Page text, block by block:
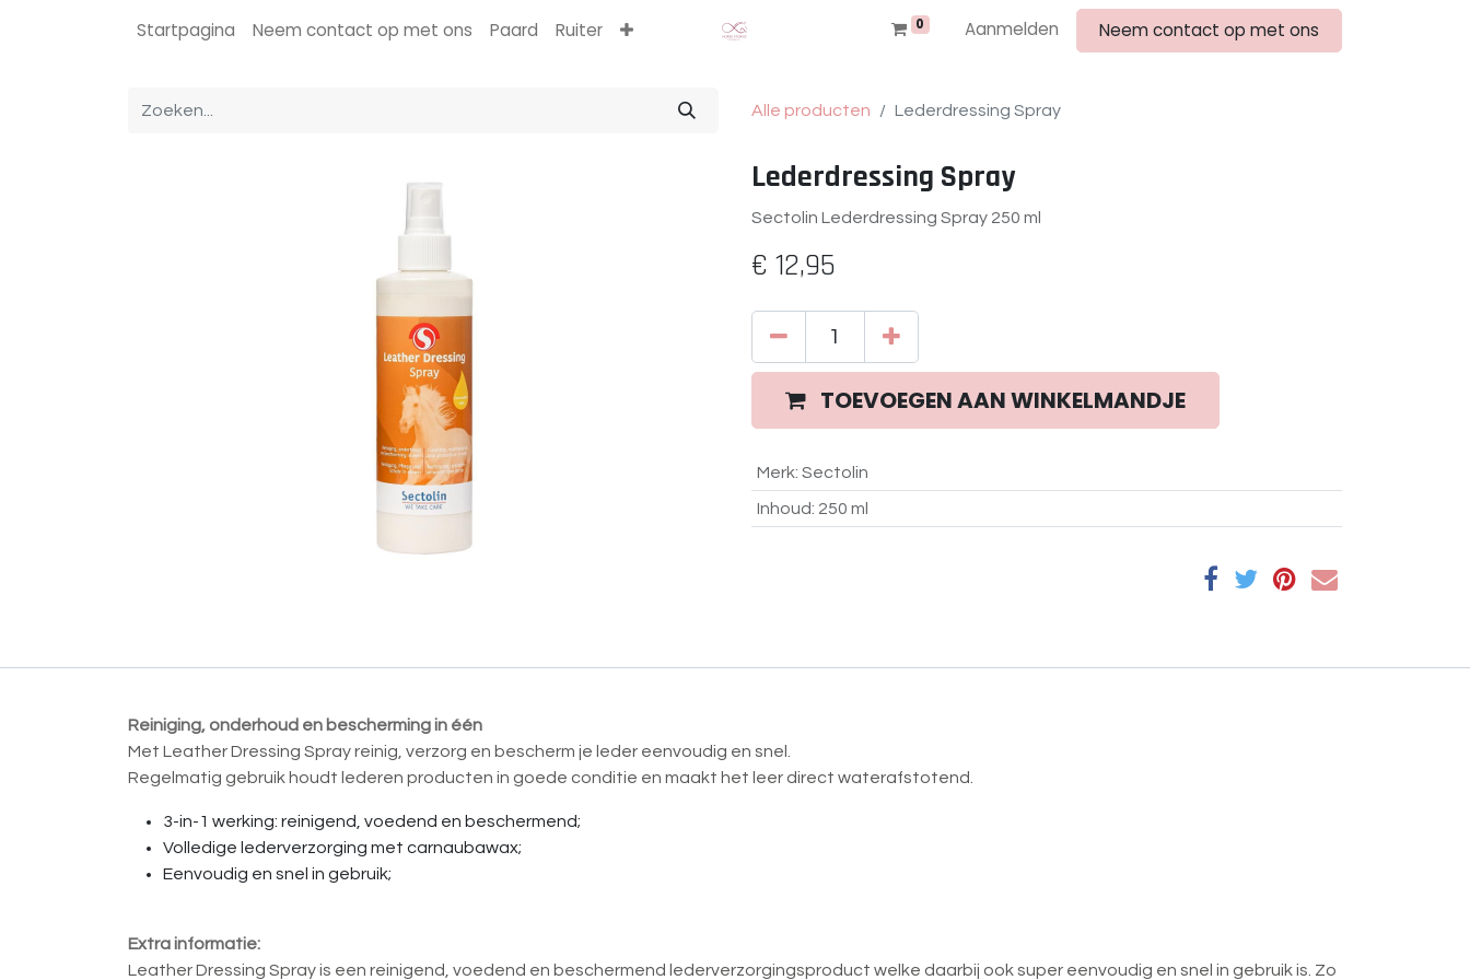
0 Aanmelden Neem contact op met ons
Startpagina Neem contact op met ons Paard Ruiter
Alle producten Lederdressing Spray
Lederdressing Spray
Sectolin Lederdressing Spray 250 ml
€ 12,95
TOEVOEGEN AAN WINKELMANDJE
Merk: Sectolin
Inhoud: 250 ml
Reiniging, onderhoud en bescherming in één
Met Leather Dressing Spray reinig, verzorg en bescherm je leder eenvoudig en snel.
Regelmatig gebruik houdt lederen producten in goede conditie en maakt het leer direct waterafstotend.
3-in-1 werking: reinigend, voedend en beschermend;
Volledige lederverzorging met carnaubawax;
Eenvoudig en snel in gebruik;
Extra informatie:
Leather Dressing Spray is een reinigend, voedend en beschermend lederverzorgingsproduct welke daarbij ook super eenvoudig en snel in gebruik is. Zo